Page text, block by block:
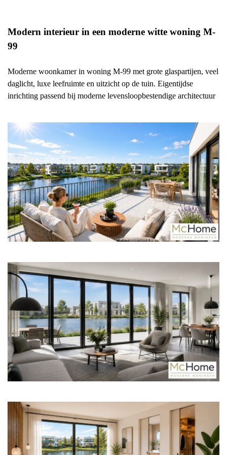
Modern interieur in een moderne witte woning M-
99
Moderne woonkamer in woning M-99 met grote glaspartijen, veel
daglicht, luxe leefruimte en uitzicht op de tuin. Eigentijdse
inrichting passend bij moderne levensloopbestendige architectuur